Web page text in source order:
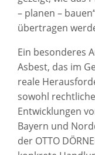
– planen –
übertragen
Ein besonderes
Asbest, das im
reale
sowohl
Entwicklungen
Bayern und
der OTTO